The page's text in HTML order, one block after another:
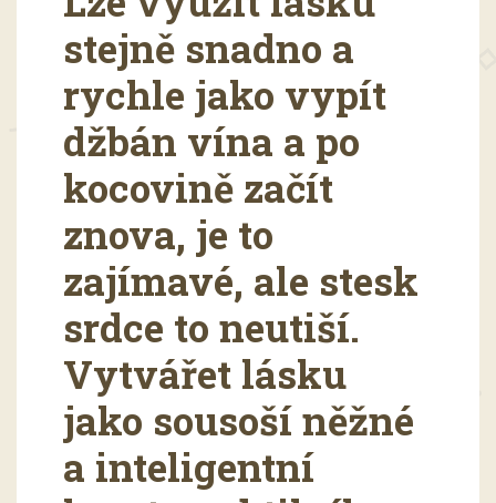
stejně snadno a
rychle jako vypít
džbán vína a po
kocovině začít
znova, je to
zajímavé, ale stesk
srdce to neutiší.
Vytvářet lásku
jako sousoší něžné
a inteligentní